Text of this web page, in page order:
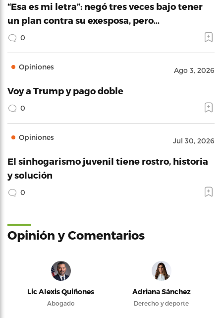
“Esa es mi letra”: negó tres veces bajo tener
un plan contra su exesposa, pero…
0
Opiniones Ago 3, 2026
Voy a Trump y pago doble
0
Opiniones Jul 30, 2026
El sinhogarismo juvenil tiene rostro, historia
y solución
0
Opinión y Comentarios
Lic Alexis Quiñones
Abogado
Adriana Sánchez
Derecho y deporte